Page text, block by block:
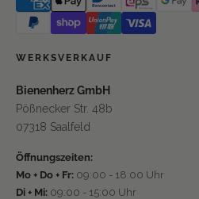
WERKSVERKAUF
Bienenherz GmbH
Pößnecker Str. 48b
07318 Saalfeld
Öffnungszeiten:
Mo + Do + Fr: 09:00 - 18:00 Uhr
Di + Mi: 09:00 - 15:00 Uhr